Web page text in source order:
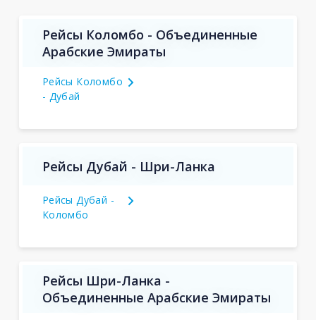
Рейсы Коломбо - Объединенные
Арабские Эмираты
Рейсы Коломбо
- Дубай
Рейсы Дубай - Шри-Ланка
Рейсы Дубай -
Коломбо
Рейсы Шри-Ланка -
Объединенные Арабские Эмираты